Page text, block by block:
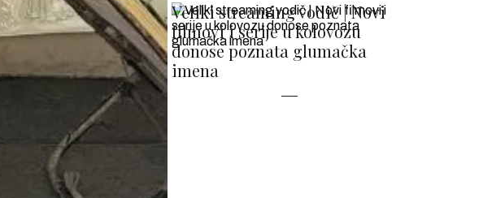
Veliki streaming vodič | Novi
filmovi i serije u kolovozu
donose poznata glumačka
imena